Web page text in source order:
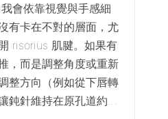
會依靠視覺與手感細
有卡在不對的層面，尤
risorius 肌腱。如果有
，而是調整角度或重新
整方向（例如從下唇轉
鈍針維持在原孔道約…